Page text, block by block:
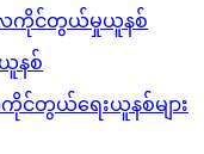
ေကိုင်တွယ်မှုယူနစ်
နစ်
င်တွယ်ရေးယူနစ်များ